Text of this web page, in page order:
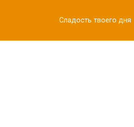
Сладость твоего дня